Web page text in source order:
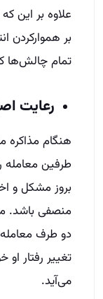
علاوه بر این
بر هموار‌کردن
تمام چالش‌ها
رعایت
هنگام
طرفین معامله
بروز مشکل و
منصفی باشد.
دو طرف
تغییر رفتار
می‌آید.